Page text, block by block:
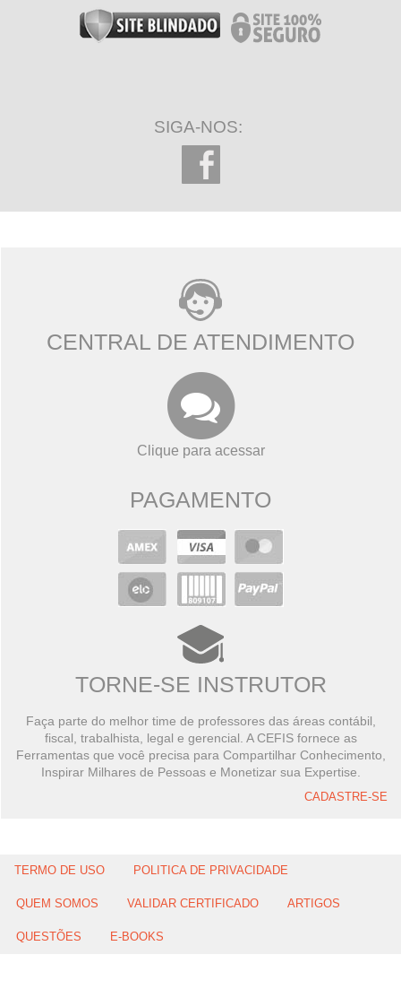
SIGA-NOS:
CENTRAL DE ATENDIMENTO
Clique para acessar
PAGAMENTO
TORNE-SE INSTRUTOR
Faça parte do melhor time de professores das áreas contábil,
fiscal, trabalhista, legal e gerencial. A CEFIS fornece as
Ferramentas que você precisa para Compartilhar Conhecimento,
Inspirar Milhares de Pessoas e Monetizar sua Expertise.
CADASTRE-SE
TERMO DE USO POLITICA DE PRIVACIDADE
QUEM SOMOS VALIDAR CERTIFICADO ARTIGOS
QUESTÕES E-BOOKS